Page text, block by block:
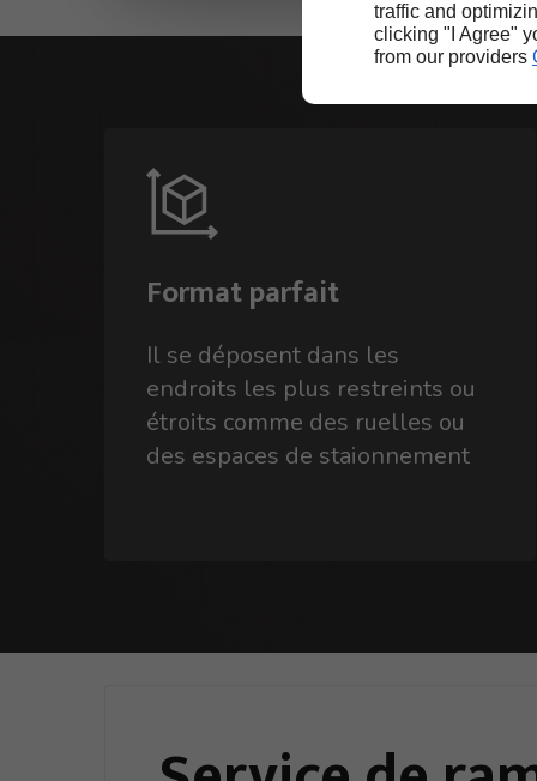
traffic and
clicking "I Agree"
from our providers
Format parfait
Il se déposent dans les
endroits les plus restreints ou
étroits comme des ruelles ou
des espaces de staionnement